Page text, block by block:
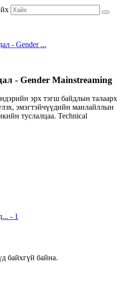
- Gender ...
- Gender Mainstreaming
эрх тэгш байдлын талаарх
эмэгтэйчүүдийн манлайллын
туслалцаа. Technical
- 1
байхгүй байна.